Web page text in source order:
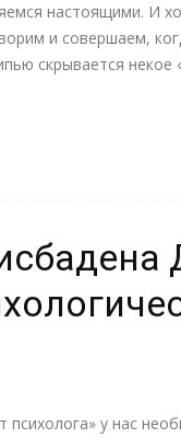
настоящими. И
и совершаем,
скрывается
у нас